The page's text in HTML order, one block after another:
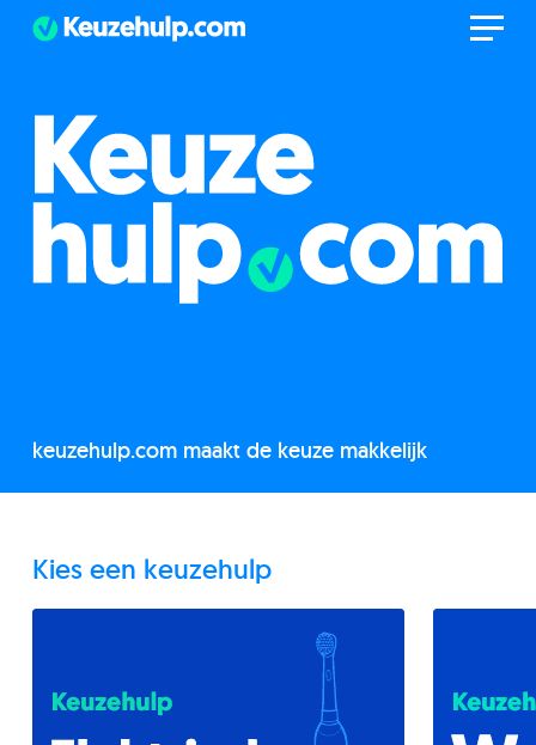
keuzehulp.com maakt de keuze makkelijk
Kies een keuzehulp